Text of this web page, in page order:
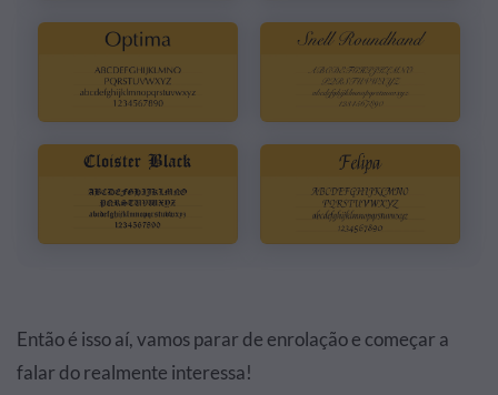
Então é isso aí, vamos parar de enrolação e começar a
falar do realmente interessa!